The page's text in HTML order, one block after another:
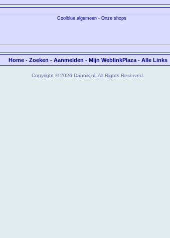
Home- Zoeken - Aanmelden - Mijn WeblinkPlaza- Alle Links
Copyright © 2026 Dannik.nl. All Rights Reserved.